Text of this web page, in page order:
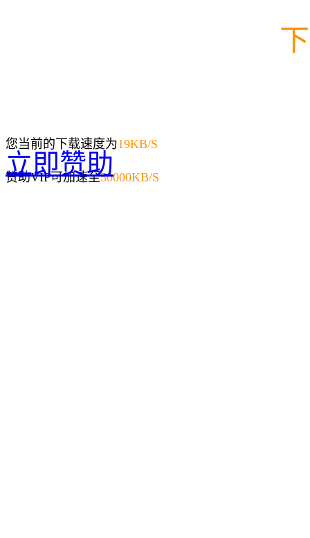
您当前的下载速度为19KB/S
赞助VIP可加速至50000KB/S
立即赞助